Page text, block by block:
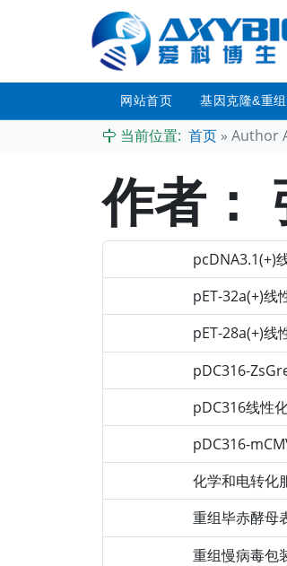
网站首页 基因克隆&重
当前位置: 首页 » Author
作者：
pcDNA3.1(+)
pET-32a(+)线
pET-28a(+)线
pDC316-
pDC316线性
pDC316-
化学和电转化
重组毕赤酵母
重组慢病毒包